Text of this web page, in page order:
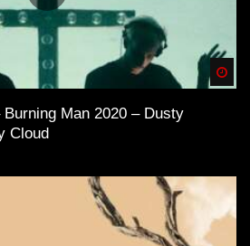
Man 2020 – Dusty
Cloud